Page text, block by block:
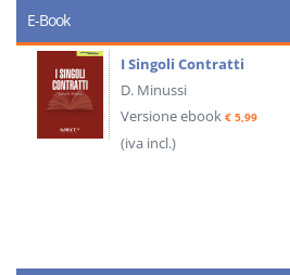
E-Book
I Singoli Contratti
D. Minussi
Versione ebook € 5,99
(iva incl.)